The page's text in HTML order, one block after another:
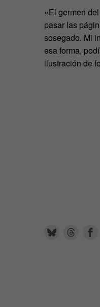
«El germen
pasar las
sosegado. Mi
esa forma,
ilustración de